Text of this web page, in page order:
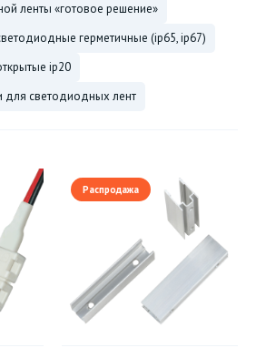
ленты «готовое решение»
герметичные (ip65, ip67)
ip20
для светодиодных лент
Распродажа